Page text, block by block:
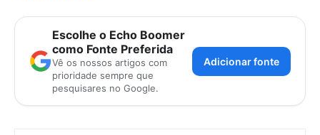
Escolhe o Echo Boomer
como Fonte Preferida
Vê os nossos artigos com
prioridade sempre que
pesquisares no Google.
Adicionar fonte